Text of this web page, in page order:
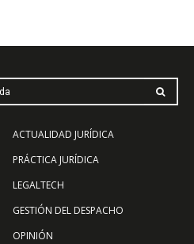
ACTUALIDAD JURÍDICA
PRÁCTICA JURÍDICA
LEGALTECH
GESTIÓN DEL DESPACHO
OPINIÓN